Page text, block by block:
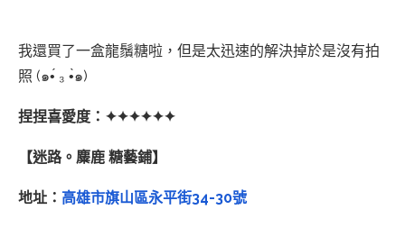
我還買了一盒龍鬚糖啦，但是太迅速的解決掉於是沒有拍
照 (๑•́ ₃ •̀๑)
捏捏喜愛度：✦✦✦✦✦✦
【迷路。麋鹿 糖藝鋪】
地址： 高雄市旗山區永平街34-30號